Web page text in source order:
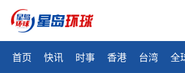
首页 快讯 时事 香港 台湾 全